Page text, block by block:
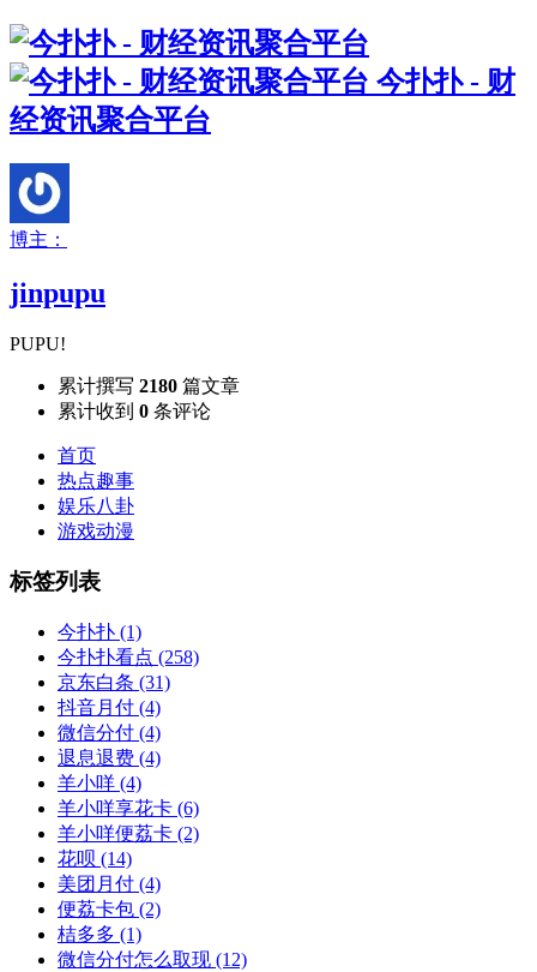
今扑扑 - 财
经资讯聚合平台
博主：
jinpupu
PUPU!
累计撰写 2180 篇文章
累计收到 0 条评论
首页
热点趣事
娱乐八卦
游戏动漫
标签列表
今扑扑 (1)
今扑扑看点 (258)
京东白条 (31)
抖音月付 (4)
微信分付 (4)
退息退费 (4)
羊小咩 (4)
羊小咩享花卡 (6)
羊小咩便荔卡 (2)
花呗 (14)
美团月付 (4)
便荔卡包 (2)
桔多多 (1)
微信分付怎么取现 (12)